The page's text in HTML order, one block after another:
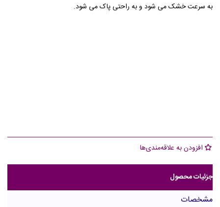
به سرعت خشک می شود و به راحتی پاک می شود.
افزودن به علاقه‌مندی‌ها
جزئیات محصول
مشخصات